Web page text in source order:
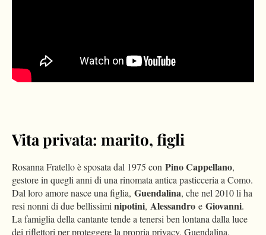
Vita privata: marito, figli
Rosanna Fratello è sposata dal 1975 con Pino Cappellano,
gestore in quegli anni di una rinomata antica pasticceria a Como.
Dal loro amore nasce una figlia, Guendalina, che nel 2010 li ha
resi nonni di due bellissiminipotini, Alessandro e Giovanni.
La famiglia della cantante tende a tenersi ben lontana dalla luce
dei riflettori per proteggere la propria privacy. Guendalina,